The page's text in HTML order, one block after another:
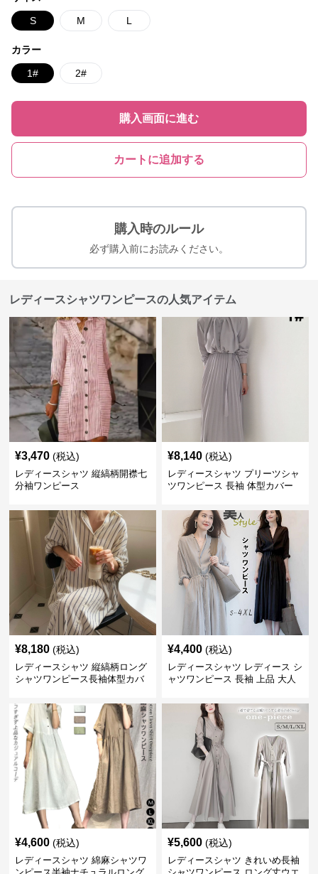
S M L
カラー
1# 2#
購入画面に進む
カートに追加する
購入時のルール
必ず購入前にお読みください。
レディースシャツワンピースの人気アイテム
¥3,470 (税込)
レディースシャツ 縦縞柄開襟七
分袖ワンピース
¥8,140 (税込)
レディースシャツ プリーツシャ
ツワンピース 長袖 体型カバー
¥8,180 (税込)
レディースシャツ 縦縞柄ロング
シャツワンピース長袖体型カバ
¥4,400 (税込)
レディースシャツ レディース シ
ャツワンピース 長袖 上品 大人
¥4,600 (税込)
レディースシャツ 綿麻シャツワ
¥5,600 (税込)
レディースシャツ きれいめ長袖